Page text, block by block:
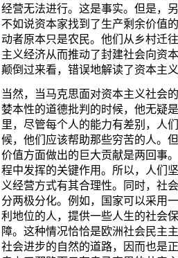
经营无法进行。这是事实。但是，
不如说资本家找到了生产剩余价值
动者原本只是农民。他们从乡村迁
主义经济从而推动了封建社会向资
颠倒过来看，错误地解读了资本主
当然，当马克思面对资本主义社会
婪本性的道德批判的时候，他无疑
里，尽管每个人的能力有差别，人
候，他们应该帮助那些穷苦的人。
价值方面做出的巨大贡献是两回事
程中发挥的关键作用。所以，人们
义经营方式有其合理性。同时，社
分两极分化。例如，国家可以采用
利地位的人，提供一些人生的社会
障。这种情况恰恰是欧洲社会民主
社会进步的自然的道路，因而也是